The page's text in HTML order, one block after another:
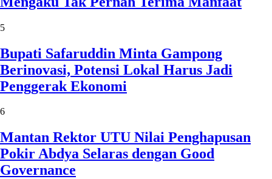
5
Bupati Safaruddin Minta Gampong
Berinovasi, Potensi Lokal Harus Jadi
Penggerak Ekonomi
6
Mantan Rektor UTU Nilai Penghapusan
Pokir Abdya Selaras dengan Good
Governance